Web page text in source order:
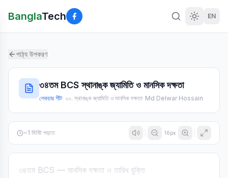
BanglaTech EN
পাঠ্য উপকরণ
৩৪তম BCS স্থানাঙ্ক জ্যামিতি ও মানসিক দক্ষতা
লেকচার শীট· ২০. স্থানাঙ্ক জ্যামিতি ও মানসিক দক্ষতা· Md Delwar Hossain
~1 মিনিট পড়তে 16px
৩৪তম BCS — মানসিক দক্ষতা ও তারিখ যুক্তি